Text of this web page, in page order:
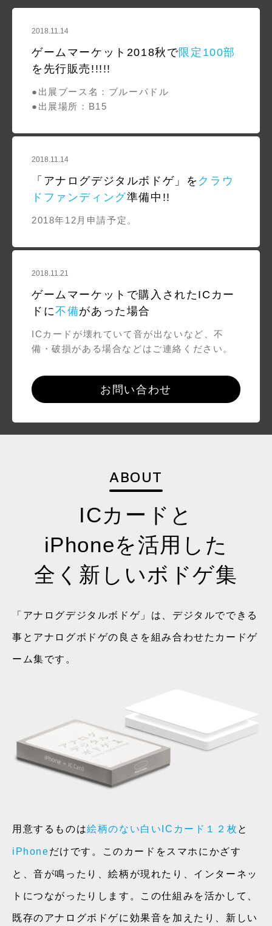
2018.11.14
ゲームマーケット2018秋で限定100部
を先行販売!!!!!
●出展ブース名：ブルーパドル
●出展場所：B15
2018.11.14
「アナログデジタルボドゲ」を クラウ
ドファンディング準備中!!
2018年12月申請予定。
2018.11.21
ゲームマーケットで購入されたICカー
ドに不備があった場合
ICカードが壊れていて音が出ないなど、不
備・破損がある場合などはご連絡ください。
お問い合わせ
ICカードと
iPhoneを活用した
全く新しいボドゲ集
ABOUT
「アナログデジタルボドゲ」は、デジタルでできる
事とアナログボドゲの良さを組み合わせたカードゲ
ーム集です。
用意するものは絵柄のない白いICカード１２枚 と
iPhoneだけです。このカードをスマホにかざす
と、音が鳴ったり、絵柄が現れたり、インターネッ
トにつながったりします。この仕組みを活かして、
既存のアナログボドゲに効果音を加えたり、新しい